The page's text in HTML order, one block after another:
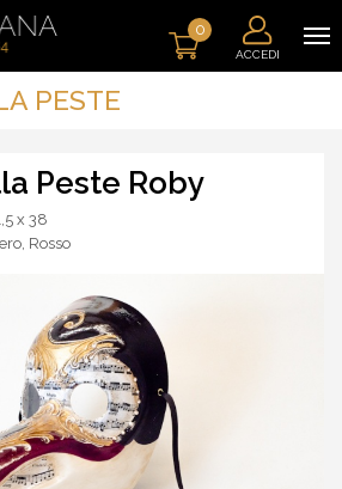
0
ACCEDI
PESTE
Peste Roby
x 38
, Rosso